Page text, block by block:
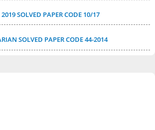
SOLVED PAPER CODE 10/17
SOLVED PAPER CODE 44-2014